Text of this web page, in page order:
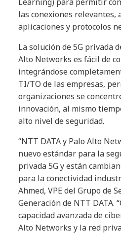
las conexiones relevantes,
aplicaciones y protocolos
La solución de 5G privada
Alto Networks es fácil de
integrándose
TI/TO de las empresas,
organizaciones se
innovación, al mismo
alto nivel de seguridad.
“NTT DATA y Palo Alto
nuevo estándar para la
privada 5G y están
para la conectividad
Ahmed, VPE del Grupo de
Generación de NTT DATA.
capacidad avanzada de
Alto Networks y la red